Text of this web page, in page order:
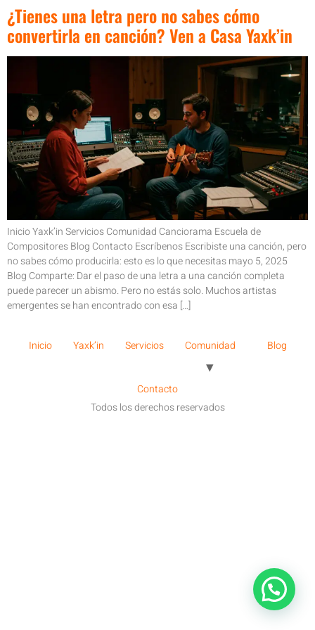
¿Tienes una letra pero no sabes cómo
convertirla en canción? Ven a Casa Yaxk’in
Inicio Yaxk’in Servicios Comunidad Canciorama Escuela de
Compositores Blog Contacto Escríbenos Escribiste una canción, pero
no sabes cómo producirla: esto es lo que necesitas mayo 5, 2025
Blog Comparte: Dar el paso de una letra a una canción completa
puede parecer un abismo. Pero no estás solo. Muchos artistas
emergentes se han encontrado con esa […]
Inicio Yaxk’in Servicios Comunidad Blog
Contacto
Todos los derechos reservados